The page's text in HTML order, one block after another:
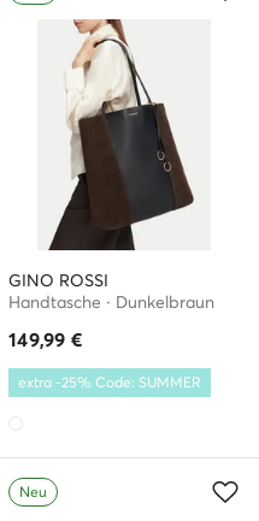
GINO ROSSI
Handtasche · Dunkelbraun
149,99 €
extra -25% Code: SUMMER
Neu